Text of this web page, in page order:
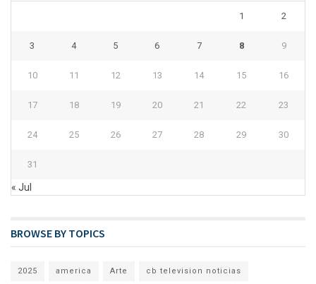
1 2
3 4 5 6 7 8 9
10 11 12 13 14 15 16
17 18 19 20 21 22 23
24 25 26 27 28 29 30
31
« Jul
BROWSE BY TOPICS
2025 america Arte cb television noticias